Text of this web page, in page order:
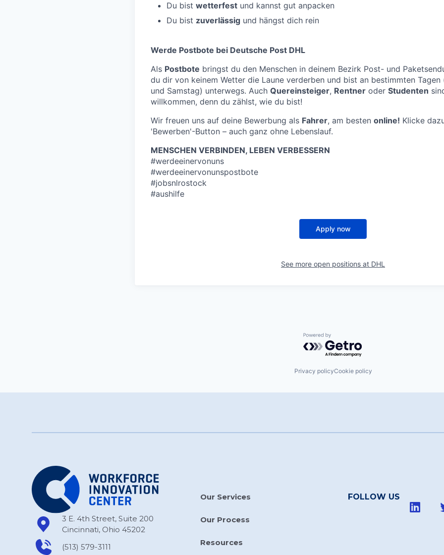
Du bist wetterfest und kannst gut anpacken
Du bist zuverlässig und hängst dich rein
Werde Postbote bei Deutsche Post DHL
Als Postbote bringst du den Menschen in deinem Bezirk Post- und
du dir von keinem Wetter die Laune verderben und bist an bestimmten
und Samstag) unterwegs. Auch Quereinsteiger, Rentner oder Studenten
willkommen, denn du zählst, wie du bist!
Wir freuen uns auf deine Bewerbung als Fahrer, am besten online! Klicke
'Bewerben'-Button – auch ganz ohne Lebenslauf.
MENSCHEN VERBINDEN, LEBEN VERBESSERN
#werdeeinervonuns
#werdeeinervonunspostbote
#jobsnlrostock
#aushilfe
Apply now
See more open positions at DHL
Powered by Getro.com
Privacy policyCookie policy
3 E. 4th Street, Suite 200
Cincinnati, Ohio 45202
(513) 579-3111
Our Services
Our Process
Resources
FOLLOW US